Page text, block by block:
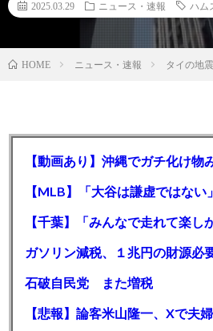
2025.03.29 ニュース・速報 ハム
HOME ニュース・速報 タイの地
【動画あり】沖縄でガチ化け
石破自民党 また増税